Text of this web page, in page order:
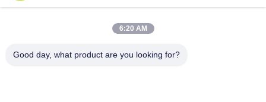
ติดต่อด่วน
6:20 AM
Good day, what product are you looking for?